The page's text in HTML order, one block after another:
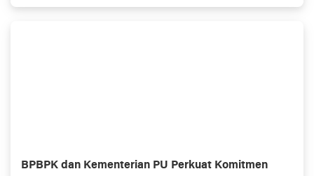
BPBPK dan Kementerian PU Perkuat Komitmen